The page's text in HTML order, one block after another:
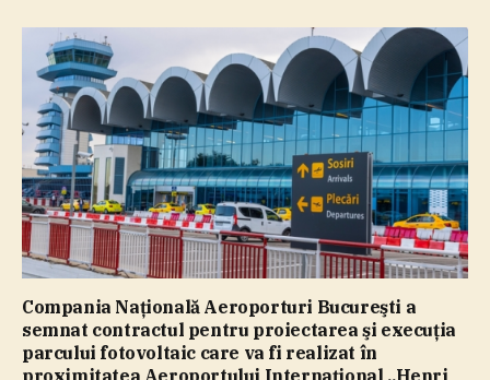
Compania Naţională Aeroporturi Bucureşti a
semnat contractul pentru proiectarea şi execuţia
parcului fotovoltaic care va fi realizat în
proximitatea Aeroportului Internaţional „Henri